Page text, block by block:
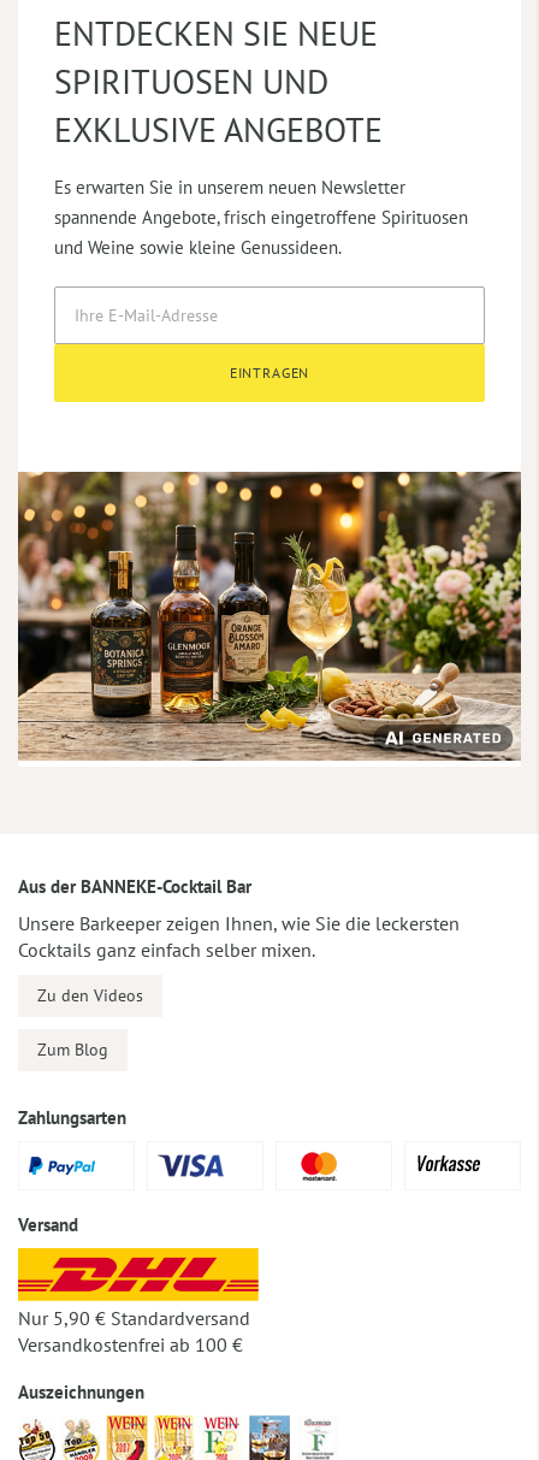
ENTDECKEN SIE NEUE
SPIRITUOSEN UND
EXKLUSIVE ANGEBOTE
Es erwarten Sie in unserem neuen Newsletter
spannende Angebote, frisch eingetroffene Spirituosen
und Weine sowie kleine Genussideen.
EINTRAGEN
Aus der BANNEKE-Cocktail Bar
Unsere Barkeeper zeigen Ihnen, wie Sie die leckersten
Cocktails ganz einfach selber mixen.
Zu den Videos
Zum Blog
Zahlungsarten
Versand
Nur 5,90 € Standardversand
Versandkostenfrei ab 100 €
Auszeichnungen